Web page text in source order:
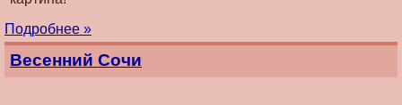
Подробнее »
Весенний Сочи